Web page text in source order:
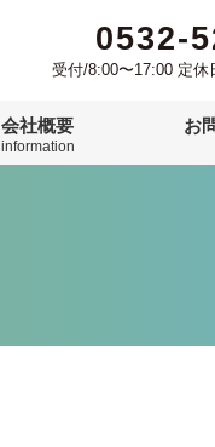
0532-
受付/8:00〜17:00 定
会社概要
information
お